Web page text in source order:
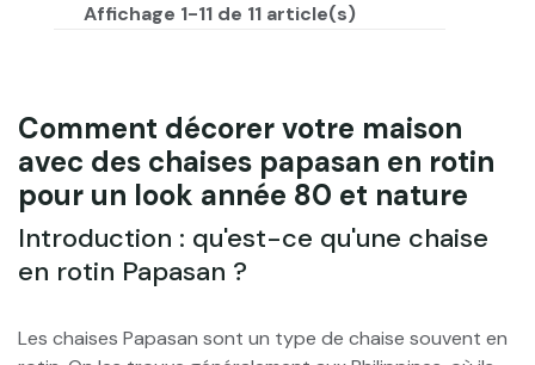
Affichage 1-11 de 11 article(s)
Comment décorer votre maison
avec des chaises papasan en rotin
pour un look année 80 et nature
Introduction : qu'est-ce qu'une chaise
en rotin Papasan ?
Les chaises Papasan sont un type de chaise souvent en